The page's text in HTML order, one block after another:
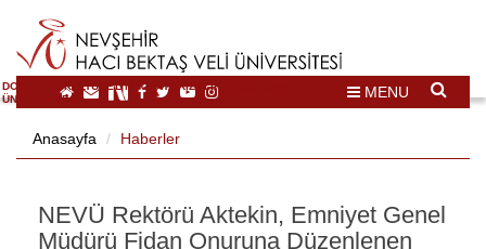
DOĞAL VE KÜLTÜREL MİRAS TURİZMİ İHTİSASLAŞMA
ÜNİVERSİTESİ
MENU
Anasayfa Haberler
NEVÜ Rektörü Aktekin, Emniyet Genel
Müdürü Fidan Onuruna Düzenlenen